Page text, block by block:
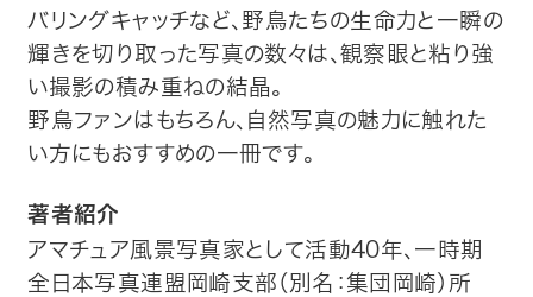
お問い合わせ
画像・文章の使用について
企業情報
バリングキャッチなど、野鳥たちの生命力と一瞬の
輝きを切り取った写真の数々は、観察眼と粘り強
い撮影の積み重ねの結晶。
野鳥ファンはもちろん、自然写真の魅力に触れた
い方にもおすすめの一冊です。
著者紹介
アマチュア風景写真家として活動40年、一時期
全日本写真連盟岡崎支部（別名：集団岡崎）所